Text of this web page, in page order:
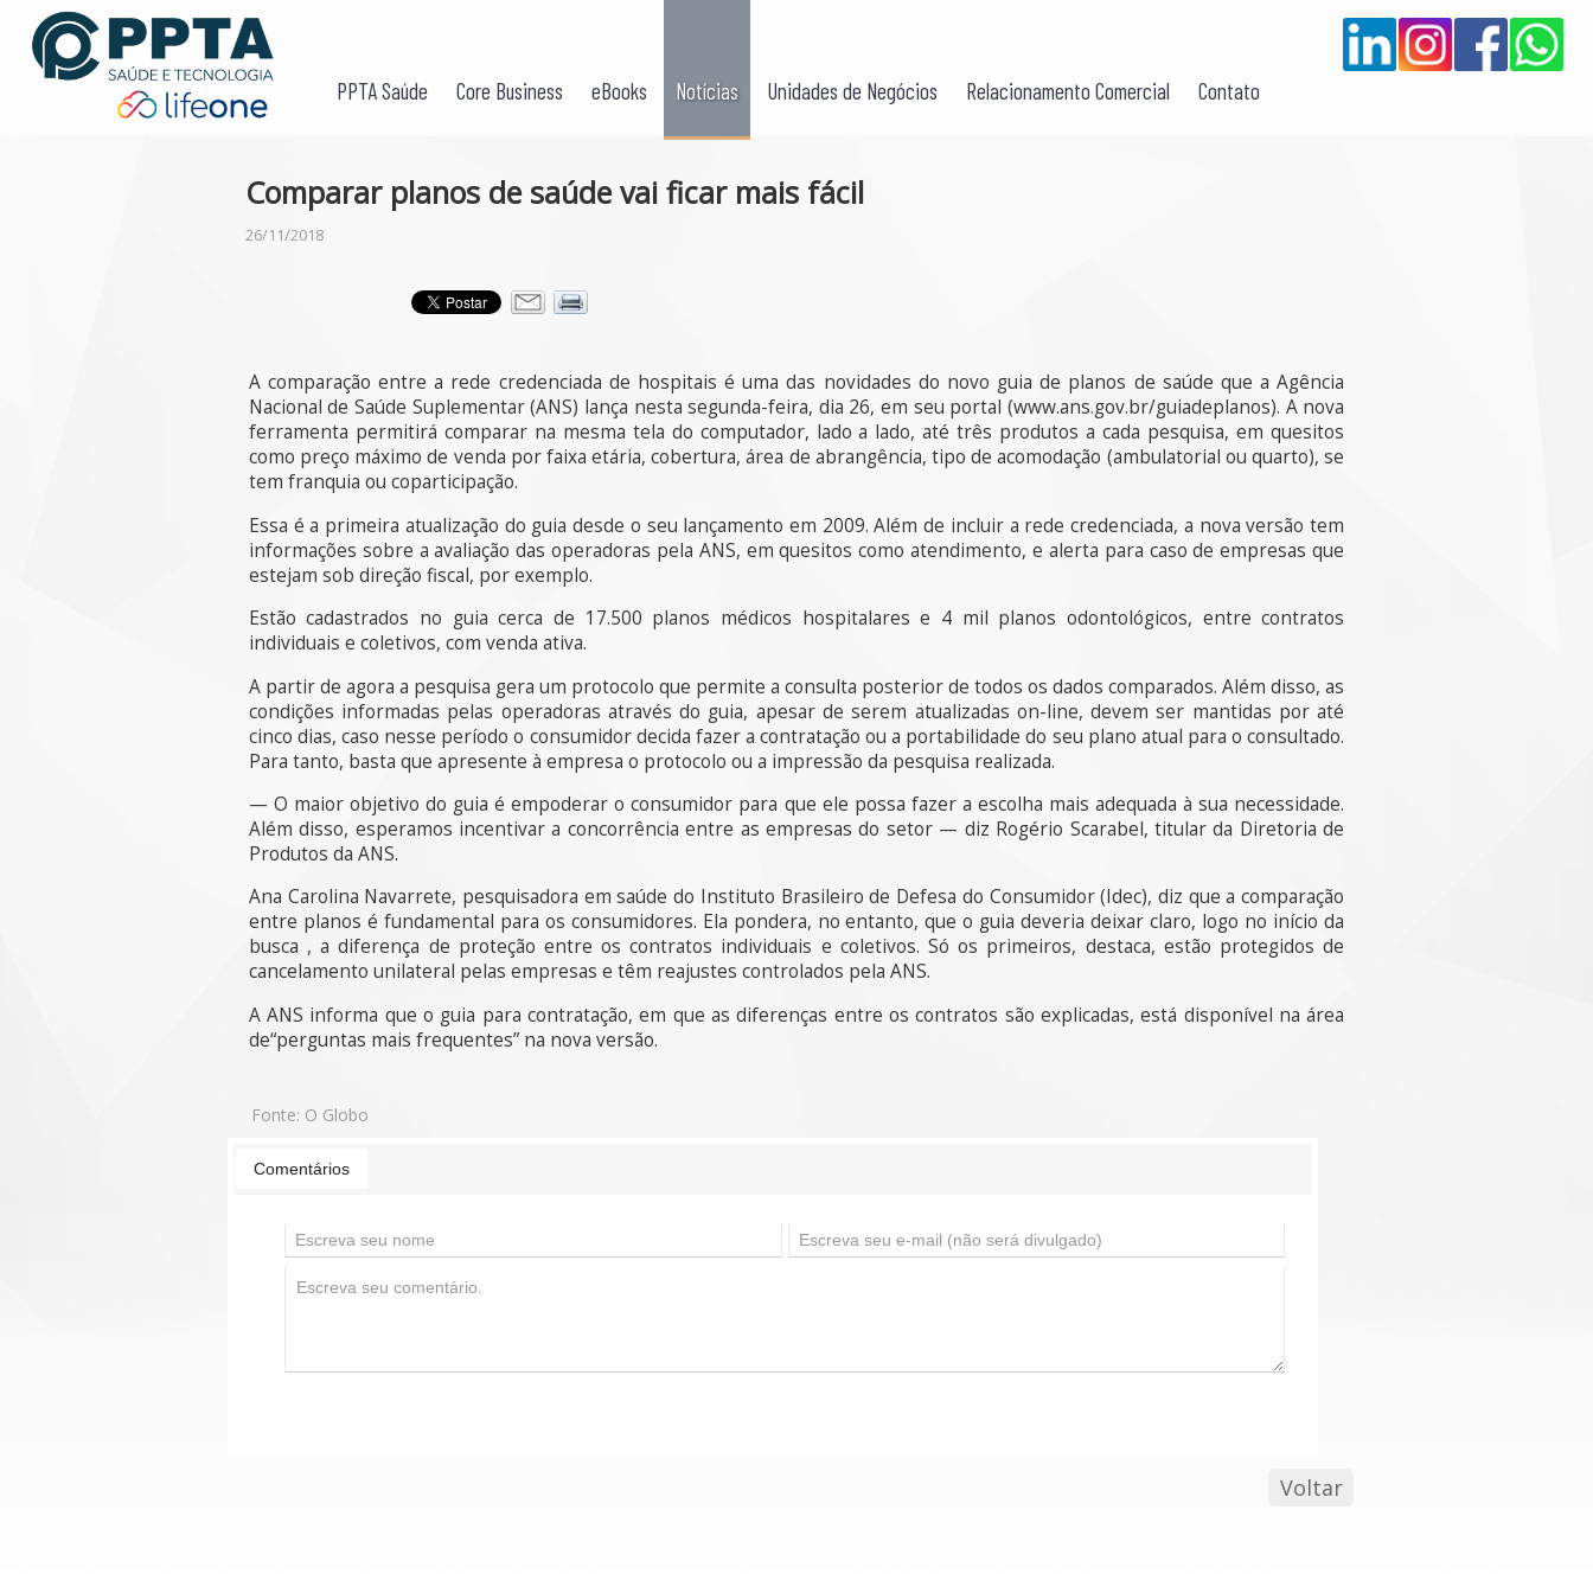
PPTA Saúde Core Business eBooks Notícias Unidades de Negócios Relacionamento Comercial Contato
Comparar planos de saúde vai ficar mais fácil
26/11/2018
A comparação entre a rede credenciada de hospitais é uma das novidades do novo guia de planos de saúde que a Agência
Nacional de Saúde Suplementar (ANS) lança nesta segunda-feira, dia 26, em seu portal (www.ans.gov.br/guiadeplanos). A nova
ferramenta permitirá comparar na mesma tela do computador, lado a lado, até três produtos a cada pesquisa, em quesitos
como preço máximo de venda por faixa etária, cobertura, área de abrangência, tipo de acomodação (ambulatorial ou quarto), se
tem franquia ou coparticipação.
Essa é a primeira atualização do guia desde o seu lançamento em 2009. Além de incluir a rede credenciada, a nova versão tem
informações sobre a avaliação das operadoras pela ANS, em quesitos como atendimento, e alerta para caso de empresas que
estejam sob direção fiscal, por exemplo.
Estão cadastrados no guia cerca de 17.500 planos médicos hospitalares e 4 mil planos odontológicos, entre contratos
individuais e coletivos, com venda ativa.
A partir de agora a pesquisa gera um protocolo que permite a consulta posterior de todos os dados comparados. Além disso, as
condições informadas pelas operadoras através do guia, apesar de serem atualizadas on-line, devem ser mantidas por até
cinco dias, caso nesse período o consumidor decida fazer a contratação ou a portabilidade do seu plano atual para o consultado.
Para tanto, basta que apresente à empresa o protocolo ou a impressão da pesquisa realizada.
— O maior objetivo do guia é empoderar o consumidor para que ele possa fazer a escolha mais adequada à sua necessidade.
Além disso, esperamos incentivar a concorrência entre as empresas do setor — diz Rogério Scarabel, titular da Diretoria de
Produtos da ANS.
Ana Carolina Navarrete, pesquisadora em saúde do Instituto Brasileiro de Defesa do Consumidor (Idec), diz que a comparação
entre planos é fundamental para os consumidores. Ela pondera, no entanto, que o guia deveria deixar claro, logo no início da
busca , a diferença de proteção entre os contratos individuais e coletivos. Só os primeiros, destaca, estão protegidos de
cancelamento unilateral pelas empresas e têm reajustes controlados pela ANS.
A ANS informa que o guia para contratação, em que as diferenças entre os contratos são explicadas, está disponível na área
de“perguntas mais frequentes” na nova versão.
Fonte: O Globo
Comentários
Voltar